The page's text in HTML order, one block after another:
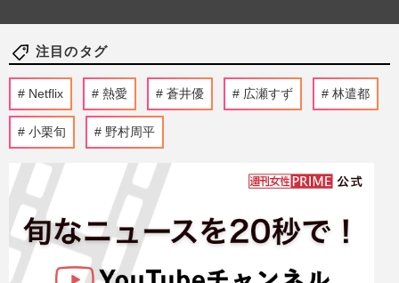
注目のタグ
Netflix 熱愛 蒼井優 広瀬すず 林遣都
小栗旬 野村周平